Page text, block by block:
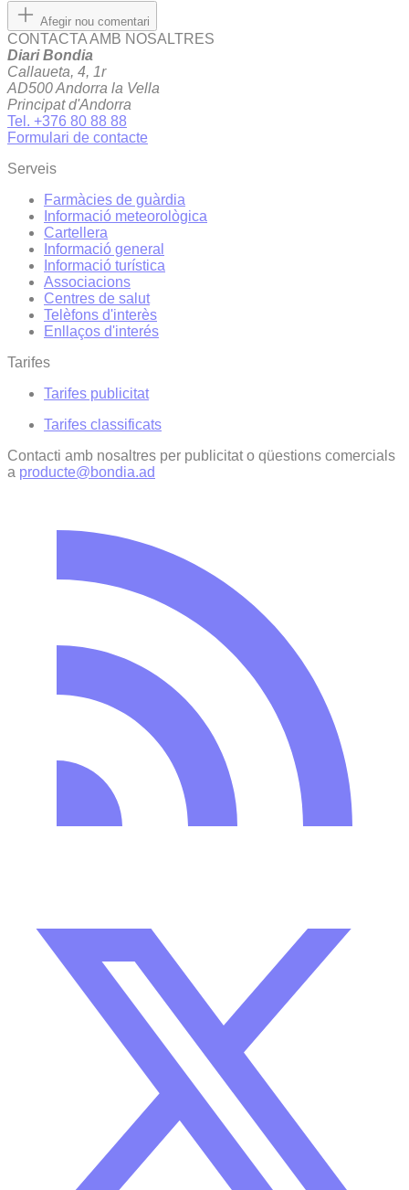
Afegir nou comentari
CONTACTA AMB NOSALTRES
Diari Bondia
Callaueta, 4, 1r
AD500 Andorra la Vella
Principat d'Andorra
Tel. +376 80 88 88
Formulari de contacte
Serveis
Farmàcies de guàrdia
Informació meteorològica
Cartellera
Informació general
Informació turística
Associacions
Centres de salut
Telèfons d'interès
Enllaços d'interés
Tarifes
Tarifes publicitat
Tarifes classificats
Contacti amb nosaltres per publicitat o qüestions comercials
a producte@bondia.ad